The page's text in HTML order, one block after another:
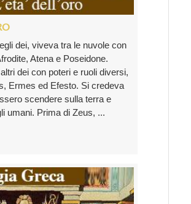
dei, viveva tra le nuvole con
Atena e Poseidone.
dei con poteri e ruoli diversi,
Ermes ed Efesto. Si credeva
scendere sulla terra e
umani. Prima di Zeus, ...